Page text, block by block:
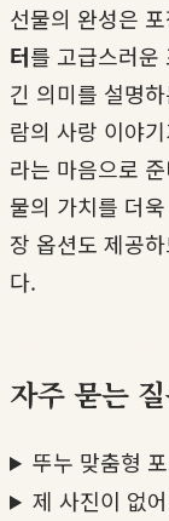
선물의 완성은
터를 고급스러운
긴 의미를 설명
람의 사랑 이야
라는 마음으로
물의 가치를 더
장 옵션도 제공
다.
자주 묻는
뚜누 맞춤형
제 사진이 없